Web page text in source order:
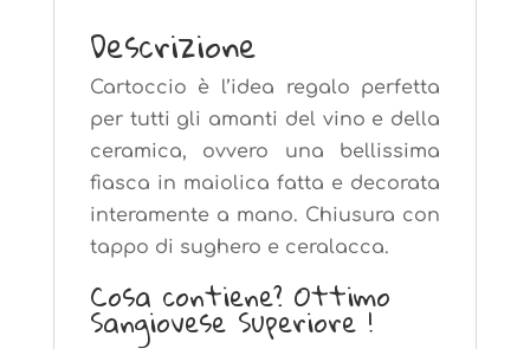
quantità
Descrizione
Cartoccio è l’idea regalo perfetta
per tutti gli amanti del vino e della
ceramica, ovvero una bellissima
fiasca in maiolica fatta e decorata
interamente a mano. Chiusura con
tappo di sughero e ceralacca.
Cosa contiene? Ottimo
Sangiovese Superiore !